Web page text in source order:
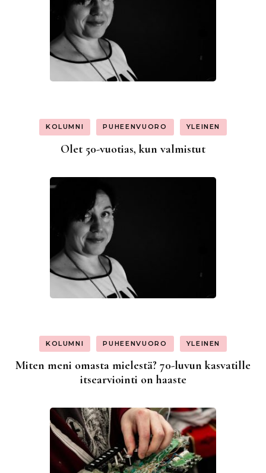
KOLUMNI PUHEENVUORO YLEINEN
Olet 50-vuotias, kun valmistut
KOLUMNI PUHEENVUORO YLEINEN
Miten meni omasta mielestä? 70-luvun kasvatille
itsearviointi on haaste